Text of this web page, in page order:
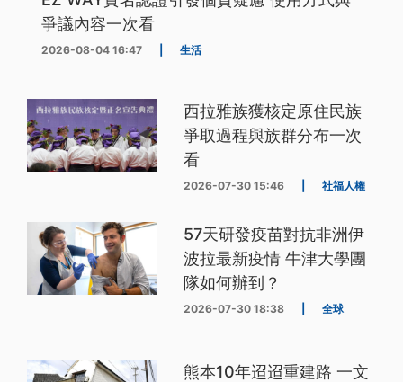
爭議內容一次看
2026-08-04 16:47 生活
西拉雅族獲核定原住民族
爭取過程與族群分布一次
看
2026-07-30 15:46 社福人權
57天研發疫苗對抗非洲伊
波拉最新疫情 牛津大學團
隊如何辦到？
2026-07-30 18:38 全球
熊本10年迢迢重建路 一文